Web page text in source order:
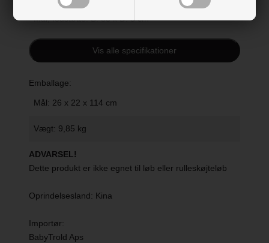
Mål, fodstøtte: B: 33 x D: 5 cm
Liggemål: 83 cm
Anbefalet alder: 6 - 36 måneder
Testet til 15 kg
Godkendelse/type: EN1888-1:2018+A1:2022
Vis alle specifikationer
Emballage:
Mål: 26 x 22 x 114 cm
Vægt: 9,85 kg
ADVARSEL!
Dette produkt er ikke egnet til løb eller rulleskøjteløb
Oprindelsesland: Kina
Importør:
BabyTrold Aps